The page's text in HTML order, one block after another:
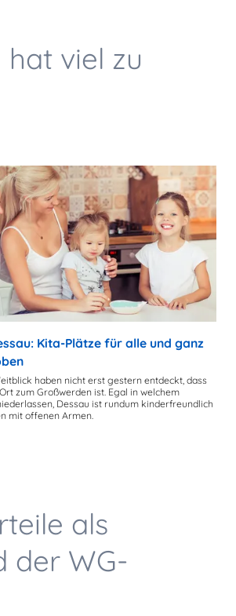
hat viel zu
Kita-Plätze für alle und ganz
haben nicht erst gestern entdeckt, dass
zum Großwerden ist. Egal in welchem
Dessau ist rundum kinderfreundlich
mit offenen Armen.
als
der WG-